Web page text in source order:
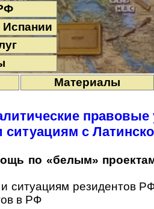
Испании
Материалы
правовые
с
по «белым»
ситуациям резиден­тов
в РФ